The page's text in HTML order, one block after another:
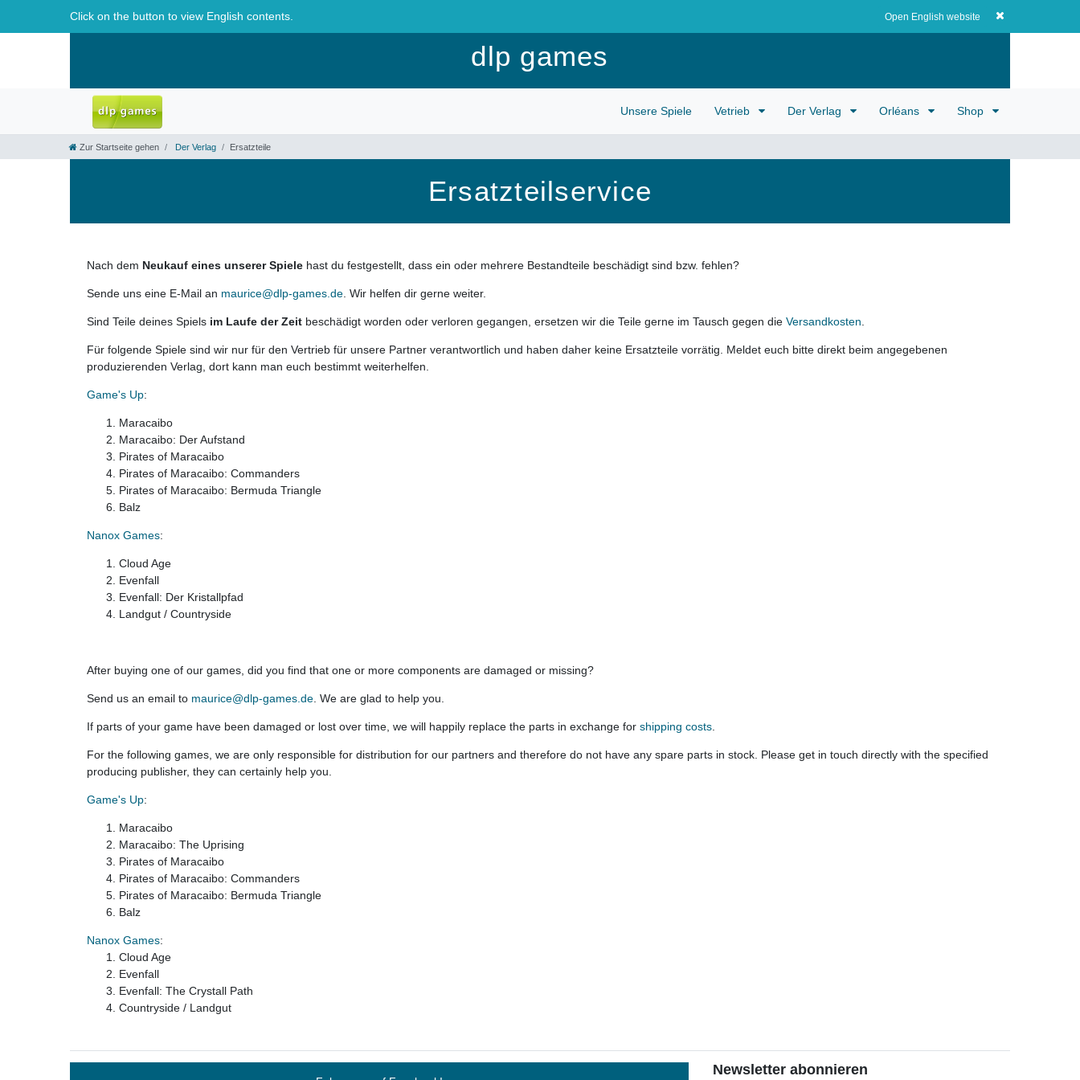
0,00 EUR
dlp games
Click on the button to view English contents. Open English website
Unsere Spiele Vetrieb Der Verlag Orléans Shop
Zur Startseite gehen Der Verlag Ersatzteile
Ersatzteilservice
Nach dem Neukauf eines unserer Spiele hast du festgestellt, dass ein oder mehrere Bestandteile beschädigt sind bzw. fehlen?
Sende uns eine E-Mail an maurice@dlp-games.de. Wir helfen dir gerne weiter.
Sind Teile deines Spiels im Laufe der Zeit beschädigt worden oder verloren gegangen, ersetzen wir die Teile gerne im Tausch gegen die Versandkosten.
Für folgende Spiele sind wir nur für den Vertrieb für unsere Partner verantwortlich und haben daher keine Ersatzteile vorrätig. Meldet euch bitte direkt beim angegebenen
produzierenden Verlag, dort kann man euch bestimmt weiterhelfen.
Game's Up:
Maracaibo
Maracaibo: Der Aufstand
Pirates of Maracaibo
Pirates of Maracaibo: Commanders
Pirates of Maracaibo: Bermuda Triangle
Balz
Nanox Games:
Cloud Age
Evenfall
Evenfall: Der Kristallpfad
Landgut / Countryside
After buying one of our games, did you find that one or more components are damaged or missing?
Send us an email to maurice@dlp-games.de. We are glad to help you.
If parts of your game have been damaged or lost over time, we will happily replace the parts in exchange for shipping costs.
For the following games, we are only responsible for distribution for our partners and therefore do not have any spare parts in stock. Please get in touch directly with the specified
producing publisher, they can certainly help you.
Game's Up:
Maracaibo
Maracaibo: The Uprising
Pirates of Maracaibo
Pirates of Maracaibo: Commanders
Pirates of Maracaibo: Bermuda Triangle
Balz
Nanox Games:
Cloud Age
Evenfall
Evenfall: The Crystall Path
Countryside / Landgut
Newsletter abonnieren